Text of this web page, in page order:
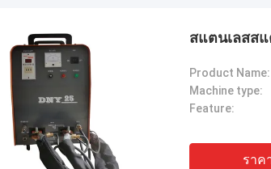
สแตนเลสส
Product Name:
Machine type:
Feature:
ราค